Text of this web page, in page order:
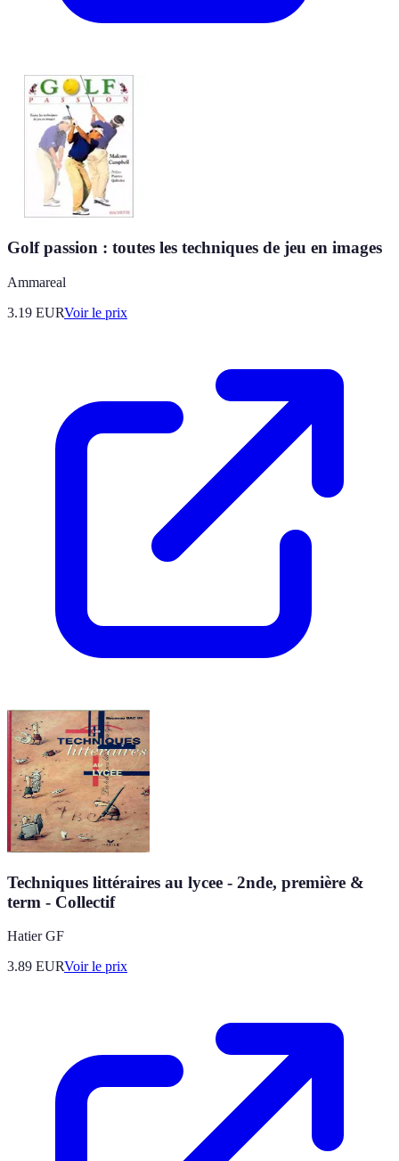
Golf passion : toutes les techniques de jeu en images
Ammareal
3.19 EURVoir le prix
Techniques littéraires au lycee - 2nde, première &
term - Collectif
Hatier GF
3.89 EURVoir le prix